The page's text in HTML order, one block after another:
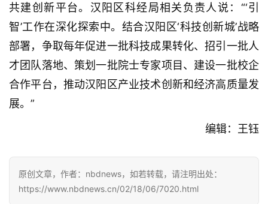
科
技
观
察
关
服
共建创新平台。汉阳区科经局相关负责人说：“‘引
智’工作在深化探索中。结合汉阳区‘科技创新城’战略
部署，争取每年促进一批科技成果转化、招引一批人
才团队落地、策划一批院士专家项目、建设一批校企
合作平台，推动汉阳区产业技术创新和经济高质量发
展。”
编辑：王钰
原创文章，作者：nbdnews，如若转载，请注明出处：
https://www.nbdnews.cn/02/18/06/7020.html